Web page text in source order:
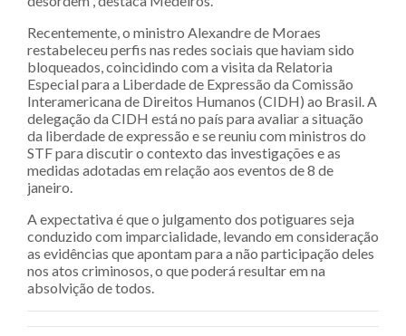
Recentemente, o ministro Alexandre de Moraes
restabeleceu perfis nas redes sociais que haviam sido
bloqueados, coincidindo com a visita da Relatoria
Especial para a Liberdade de Expressão da Comissão
Interamericana de Direitos Humanos (CIDH) ao Brasil. A
delegação da CIDH está no país para avaliar a situação
da liberdade de expressão e se reuniu com ministros do
STF para discutir o contexto das investigações e as
medidas adotadas em relação aos eventos de 8 de
janeiro.
A expectativa é que o julgamento dos potiguares seja
conduzido com imparcialidade, levando em consideração
as evidências que apontam para a não participação deles
nos atos criminosos, o que poderá resultar em na
absolvição de todos.